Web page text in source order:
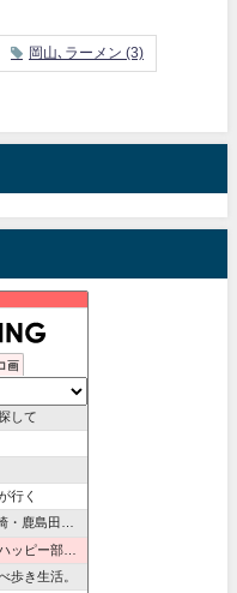
岡山､ラーメン (3)
画
つ番長
して
行く
域情報配信中！
西武池袋線沿線グルメ
歩き生活。